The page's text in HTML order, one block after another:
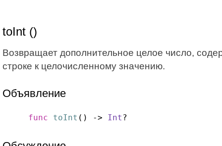
toInt ()
Возвращает дополнительное целое число,
строке к целочисленному значению.
Объявление
func toInt () -> Int ?